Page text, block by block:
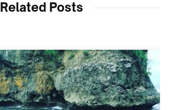
Related Posts